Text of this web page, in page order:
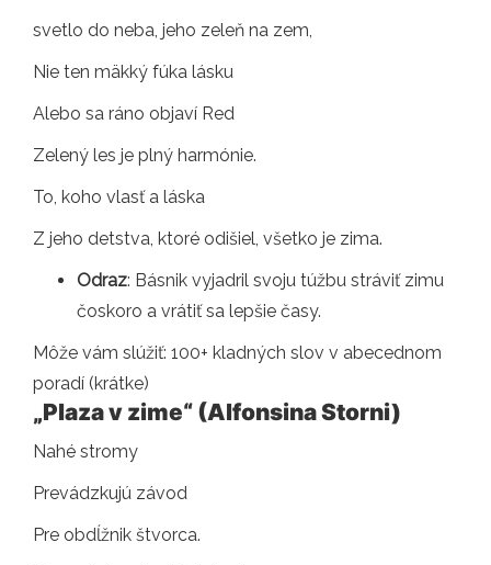
svetlo do neba, jeho zeleň na zem,
Nie ten mäkký fúka lásku
Alebo sa ráno objaví Red
Zelený les je plný harmónie.
To, koho vlasť a láska
Z jeho detstva, ktoré odišiel, všetko je zima.
Odraz: Básnik vyjadril svoju túžbu stráviť zimu
čoskoro a vrátiť sa lepšie časy.
Môže vám slúžiť: 100+ kladných slov v abecednom
poradí (krátke)
„Plaza v zime“ (Alfonsina Storni)
Nahé stromy
Prevádzkujú závod
Pre obdĺžnik štvorca.